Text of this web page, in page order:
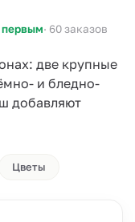
· 60 заказов
две крупные
и бледно-
добавляют
Цветы